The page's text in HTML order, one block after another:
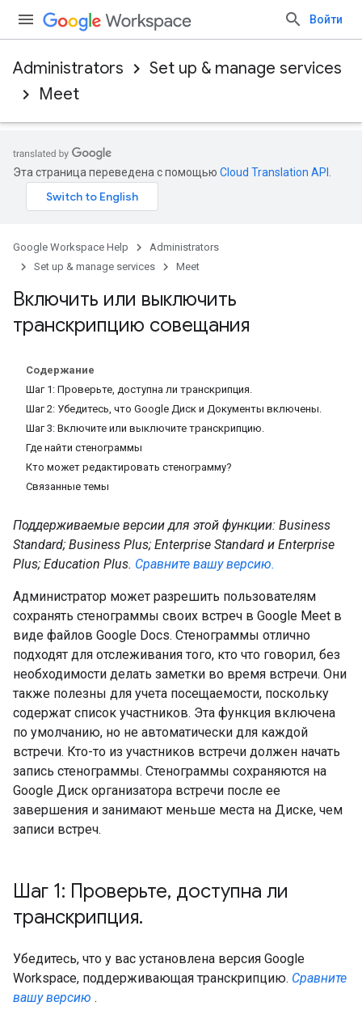
Войти
Administrators
Set up & manage services
Meet
Эта страница переведена с помощью Cloud Translation API
Google Workspace Help
Administrators
Set up & manage services
Meet
Включить или выключить
транскрипцию совещания
Содержание
Шаг 1: Проверьте, доступна ли транскрипция.
Шаг 2: Убедитесь, что Google Диск и Документы включены.
Шаг 3: Включите или выключите транскрипцию.
Где найти стенограммы
Кто может редактировать стенограмму?
Связанные темы
Поддерживаемые версии для этой функции: Business
Standard; Business Plus; Enterprise Standard и Enterprise
Plus; Education Plus. Сравните вашу версию.
Администратор может разрешить пользователям
сохранять стенограммы своих встреч в Google Meet в
виде файлов Google Docs. Стенограммы отлично
подходят для отслеживания того, кто что говорил, без
необходимости делать заметки во время встречи. Они
также полезны для учета посещаемости, поскольку
содержат список участников. Эта функция включена
по умолчанию, но не автоматически для каждой
встречи. Кто-то из участников встречи должен начать
запись стенограммы. Стенограммы сохраняются на
Google Диск организатора встречи после ее
завершения и занимают меньше места на Диске, чем
записи встреч.
Шаг 1: Проверьте, доступна ли
транскрипция.
Убедитесь, что у вас установлена ​​версия Google
Workspace, поддерживающая транскрипцию. Сравните
вашу версию .